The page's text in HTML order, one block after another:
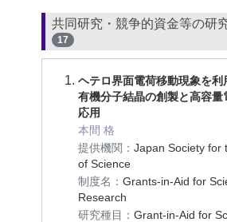
共同研究・競争的資金等の研
17
ヘテロ界面電荷移動現象を利
有機分子結晶の創製と高容量
応用
本間 格
提供機関： Japan Society for
of Science
制度名： Grants-in-Aid for
Research
研究種目： Grant-in-Aid for